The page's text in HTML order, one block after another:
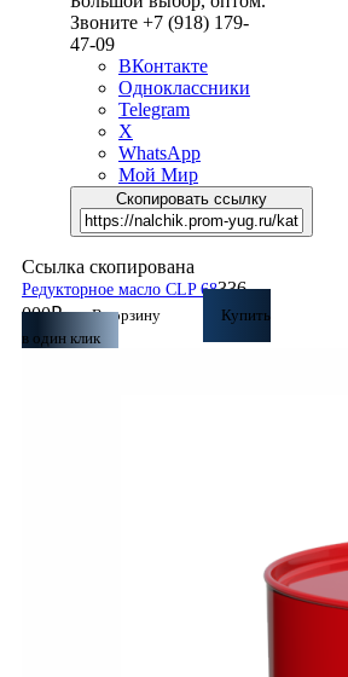
Звоните +7 (918) 179-
47-09
ВКонтакте
Одноклассники
Telegram
X
WhatsApp
Мой Мир
Скопировать ссылку
Ссылка скопирована
Редукторное масло CLP 68336
000₽ В корзину
Купить
в один клик